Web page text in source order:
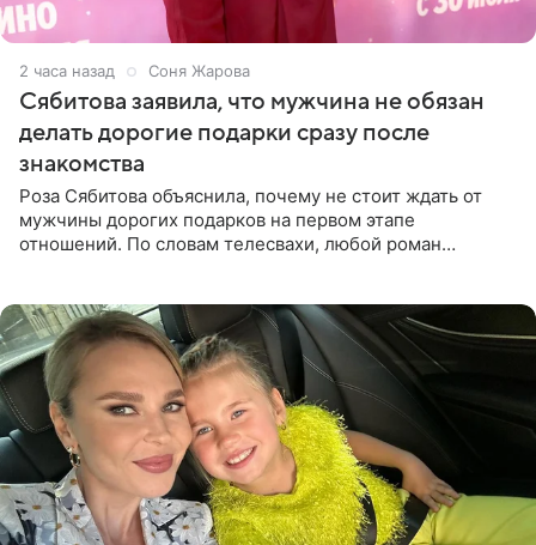
2 часа назад Соня Жарова
Сябитова заявила, что мужчина не обязан
делать дорогие подарки сразу после
знакомства
Роза Сябитова объяснила, почему не стоит ждать от
мужчины дорогих подарков на первом этапе
отношений. По словам телесвахи, любой роман